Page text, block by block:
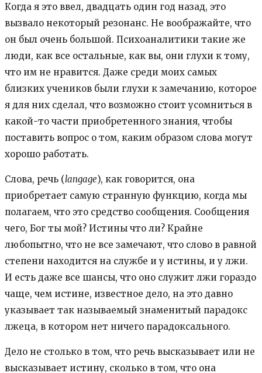
Когда я это ввел, двадцать один год назад, это
вызвало некоторый резонанс. Не воображайте, что
он был очень большой. Психоаналитики такие же
люди, как все остальные, как вы, они глухи к тому,
что им не нравится. Даже среди моих самых
близких учеников были глухи к замечанию, которое
я для них сделал, что возможно стоит усомниться в
какой-то части приобретенного знания, чтобы
поставить вопрос о том, каким образом слова могут
хорошо работать.
Слова, речь (langage), как говорится, она
приобретает самую странную функцию, когда мы
полагаем, что это средство сообщения. Сообщения
чего, Бог ты мой? Истины что ли? Крайне
любопытно, что не все замечают, что слово в равной
степени находится на службе и у истины, и у лжи.
И есть даже все шансы, что оно служит лжи гораздо
чаще, чем истине, известное дело, на это давно
указывает так называемый знаменитый парадокс
лжеца, в котором нет ничего парадоксального.
Дело не столько в том, что речь высказывает или не
высказывает истину, сколько в том, что она